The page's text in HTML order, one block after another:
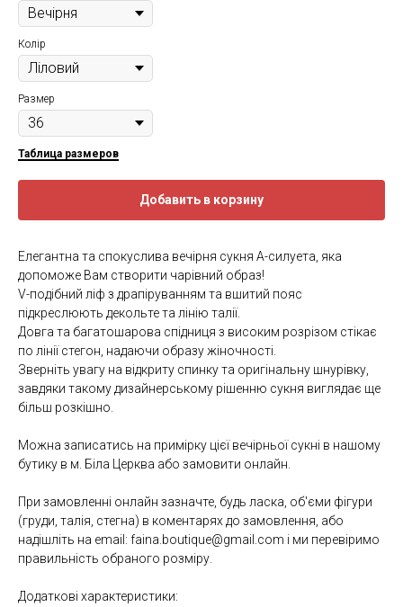
Колір
Размер
Таблица размеров
Добавить в корзину
Елегантна та спокуслива вечірня сукня А-силуета, яка
допоможе Вам створити чарівний образ!
V-подібний ліф з драпіруванням та вшитий пояс
підкреслюють декольте та лінію талії.
Довга та багатошарова спідниця з високим розрізом стікає
по лінії стегон, надаючи образу жіночності.
Зверніть увагу на відкриту спинку та оригінальну шнурівку,
завдяки такому дизайнерському рішенню сукня виглядає ще
більш розкішно.
Можна записатись на примірку цієї вечірньої сукні в нашому
бутику в м. Біла Церква або замовити онлайн.
При замовленні онлайн зазначте, будь ласка, об'єми фігури
(груди, талія, стегна) в коментарях до замовлення, або
надішліть на email: faina.boutique@gmail.com і ми перевіримо
правильність обраного розміру.
Додаткові характеристики: